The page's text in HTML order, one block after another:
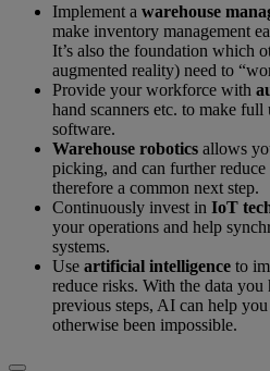
Implement a warehouse
make inventory management
It’s also the foundation which
augmented reality) need to
Provide your workforce with
hand scanners etc. to make
software.
Warehouse robotics allows
picking, and can further
therefore a common next step.
Continuously invest in IoT
your operations and help
systems.
Use artificial intelligence to
reduce risks. With the data
previous steps, AI can help
otherwise been impossible.